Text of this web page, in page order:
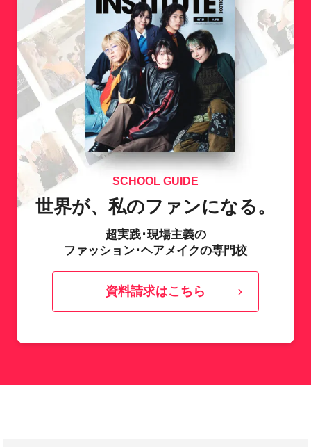
SCHOOL GUIDE
世界が、私のファンになる。
超実践･現場主義の
ファッション･ヘアメイクの専門校
資料請求はこちら